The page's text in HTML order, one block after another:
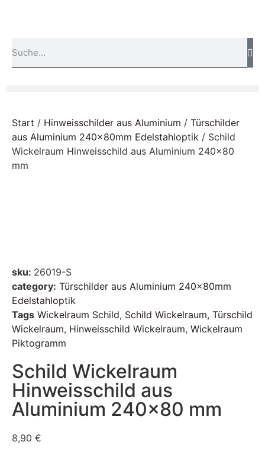
Start / Hinweisschilder aus Aluminium / Türschilder
aus Aluminium 240x80mm Edelstahloptik / Schild
Wickelraum Hinweisschild aus Aluminium 240×80
mm
sku: 26019-S
category: Türschilder aus Aluminium 240x80mm
Edelstahloptik
Tags Wickelraum Schild, Schild Wickelraum, Türschild
Wickelraum, Hinweisschild Wickelraum, Wickelraum
Piktogramm
Schild Wickelraum
Hinweisschild aus
Aluminium 240×80 mm
8,90 €